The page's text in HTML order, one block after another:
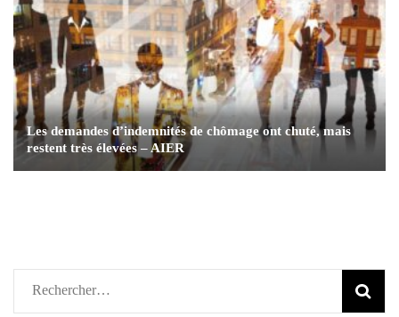
Les demandes d’indemnités de chômage ont chuté, mais
restent très élevées – AIER
Rechercher :